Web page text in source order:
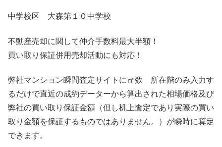
中学校区 大森第１０中学校
不動産売却に関して仲介手数料最大半額！
買い取り保証併用売却活動にも対応！
弊社マンション瞬間査定サイトに㎡数 所在階のみ入力す
るだけで直近の成約データーから算出された相場価格及び
弊社の買い取り保証金額（但し机上査定であり実際の買い
取り金額を保証するものではありません。）が瞬時に算定
できます。